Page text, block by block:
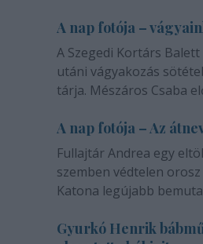
A nap fotója –
A Szegedi Kortárs Balett
utáni vágyakozás
tárja. Mészáros Csaba
A nap fotója – Az
Fullajtár Andrea egy
szemben védtelen
Katona legújabb
Gyurkó Henrik